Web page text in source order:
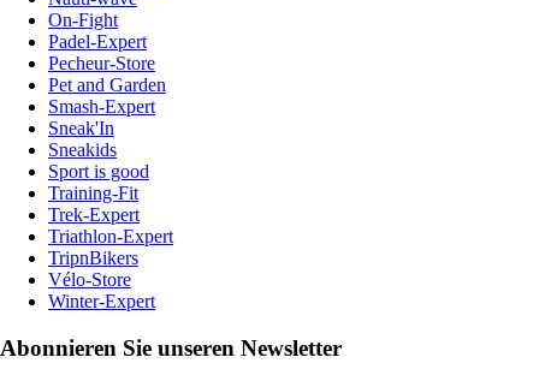
On-Fight
Padel-Expert
Pecheur-Store
Pet and Garden
Smash-Expert
Sneak'In
Sneakids
Sport is good
Training-Fit
Trek-Expert
Triathlon-Expert
TripnBikers
Vélo-Store
Winter-Expert
Abonnieren Sie unseren Newsletter